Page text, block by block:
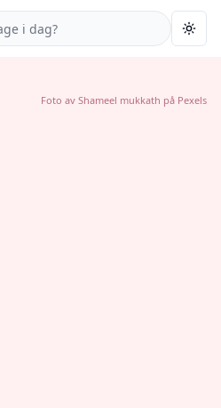
Foto av Shameel mukkath på Pexels